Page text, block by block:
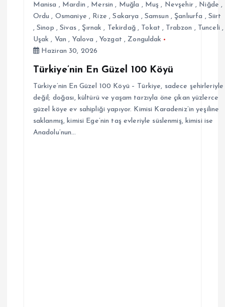
Manisa , Mardin , Mersin , Muğla , Muş , Nevşehir, Niğde ,
Ordu , Osmaniye , Rize ,Sakarya , Samsun , Şanlıurfa , Siirt
,Sinop ,Sivas, Şırnak , Tekirdağ, Tokat , Trabzon , Tunceli ,
Uşak , Van , Yalova , Yozgat ,Zonguldak
Haziran 30, 2026
Türkiye’nin En Güzel 100 Köyü
Türkiye’nin En Güzel 100 Köyü – Türkiye, sadece şehirleriyle
değil; doğası, kültürü ve yaşam tarzıyla öne çıkan yüzlerce
güzel köye ev sahipliği yapıyor. Kimisi Karadeniz’in yeşiline
saklanmış, kimisi Ege’nin taş evleriyle süslenmiş, kimisi ise
Anadolu’nun…